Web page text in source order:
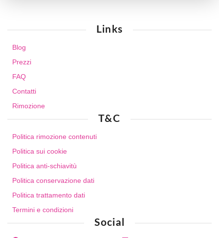
Links
Blog
Prezzi
FAQ
Contatti
Rimozione
T&C
Politica rimozione contenuti
Politica sui cookie
Politica anti-schiavitù
Politica conservazione dati
Politica trattamento dati
Termini e condizioni
Social